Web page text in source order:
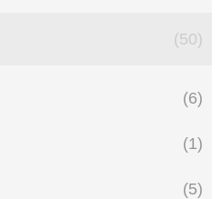
(50)
(6)
(1)
(5)